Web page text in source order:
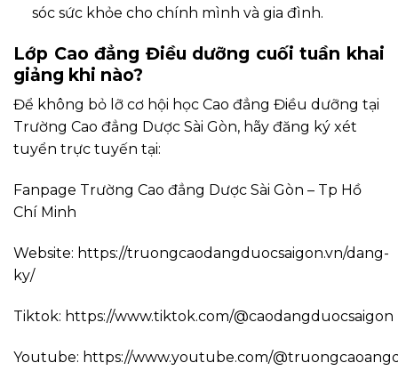
sóc sức khỏe cho chính mình và gia đình.
Lớp Cao đẳng Điều dưỡng cuối tuần khai
giảng khi nào?
Để không bỏ lỡ cơ hội học Cao đẳng Điều dưỡng tại
Trường Cao đẳng Dược Sài Gòn, hãy đăng ký xét
tuyển trực tuyến tại:
Fanpage Trường Cao đẳng Dược Sài Gòn – Tp Hồ
Chí Minh
Website: https://truongcaodangduocsaigon.vn/dang-
ky/
Tiktok: https://www.tiktok.com/@caodangduocsaigon
Youtube: https://www.youtube.com/